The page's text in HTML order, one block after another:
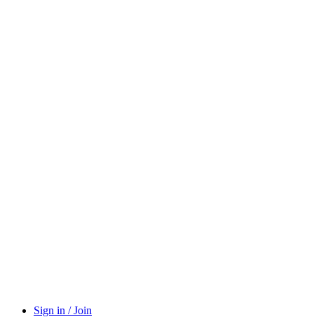
Sign in / Join